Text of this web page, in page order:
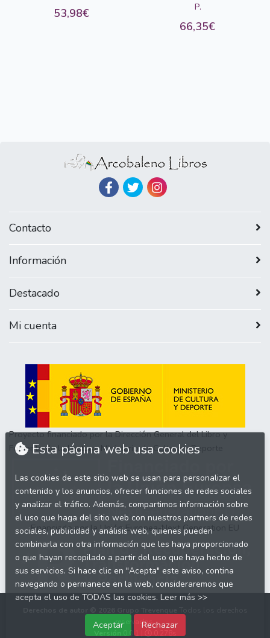
53,98€
P.
66,35€
Contacto
Información
Destacado
Mi cuenta
Proyecto financiado por la Dirección General del Libro y
Fomento de la Lectura, Ministerio de Cultura y Deporte
Financiado por la Unión Europea-Next Generation EU
reservados.
0.0.1 |
Esta página web usa cookies
Las cookies de este sitio web se usan para personalizar el
contenido y los anuncios, ofrecer funciones de redes sociales
y analizar el tráfico. Además, compartimos información sobre
el uso que haga del sitio web con nuestros partners de redes
sociales, publicidad y análisis web, quienes pueden
combinarla con otra información que les haya proporcionado
o que hayan recopilado a partir del uso que haya hecho de
sus servicios. Si hace clic en "Acepta" este aviso, contina
navegando o permanece en la web, consideraremos que
acepta el uso de TODAS las cookies. Leer más >>
Aceptar Rechazar